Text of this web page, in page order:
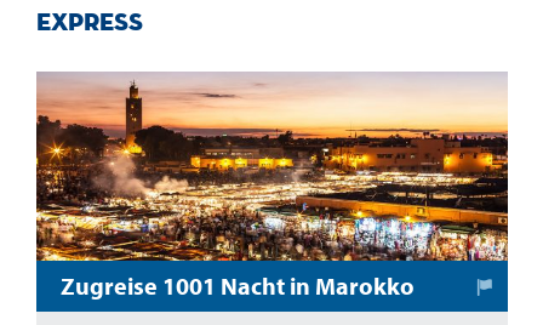
Express
Zugreise 1001 Nacht in Marokko